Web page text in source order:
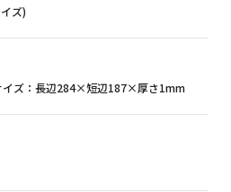
ズ)
イズ：長辺284×短辺187×厚さ1mm